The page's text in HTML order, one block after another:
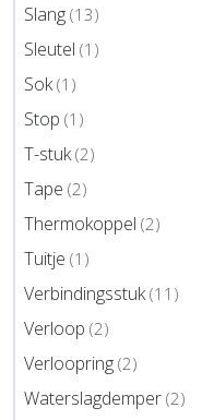
Slang (13)
Sleutel (1)
Sok(1)
Stop (1)
T-stuk(2)
Tape (2)
Thermokoppel (2)
Tuitje (1)
Verbindingsstuk(11)
Verloop (2)
Verloopring (2)
Waterslagdemper (2)